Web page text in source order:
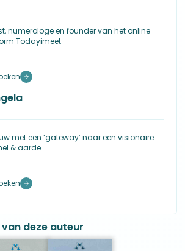
numerologe en founder van het online
Todayimeet
met een ‘gateway’ naar een visionaire
& aarde.
deze auteur